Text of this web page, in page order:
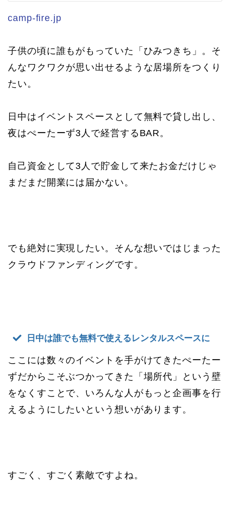
camp-fire.jp
子供の頃に誰もがもっていた「ひみつきち」。そ
んなワクワクが思い出せるような居場所をつくり
たい。
日中はイベントスペースとして無料で貸し出し、
夜はぺーたーず3人で経営するBAR。
自己資金として3人で貯金して来たお金だけじゃ
まだまだ開業には届かない。
でも絶対に実現したい。そんな想いではじまった
クラウドファンディングです。
日中は誰でも無料で使えるレンタルスペースに
ここには数々のイベントを手がけてきたぺーたー
ずだからこそぶつかってきた「場所代」という壁
をなくすことで、いろんな人がもっと企画事を行
えるようにしたいという想いがあります。
すごく、すごく素敵ですよね。